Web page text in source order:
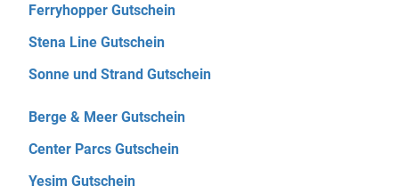
Ferryhopper Gutschein
Stena Line Gutschein
Sonne und Strand Gutschein
Berge & Meer Gutschein
Center Parcs Gutschein
Yesim Gutschein